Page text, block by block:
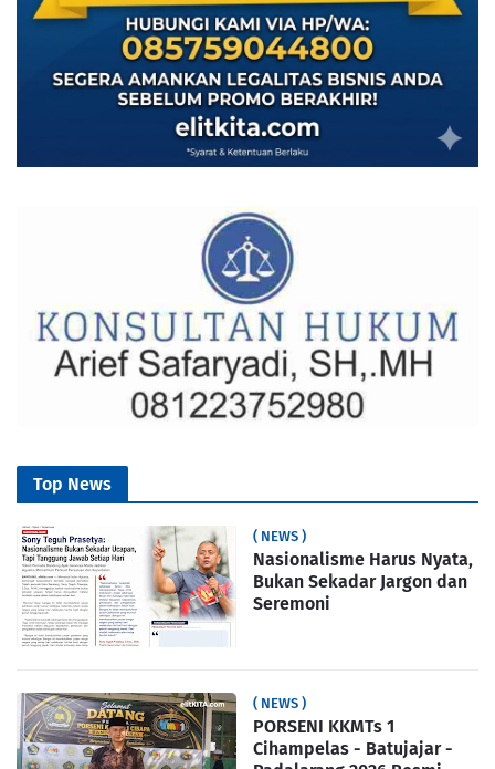
Top News
( NEWS )
Nasionalisme Harus Nyata,
Bukan Sekadar Jargon dan
Seremoni
( NEWS )
PORSENI KKMTs 1
Cihampelas - Batujajar -